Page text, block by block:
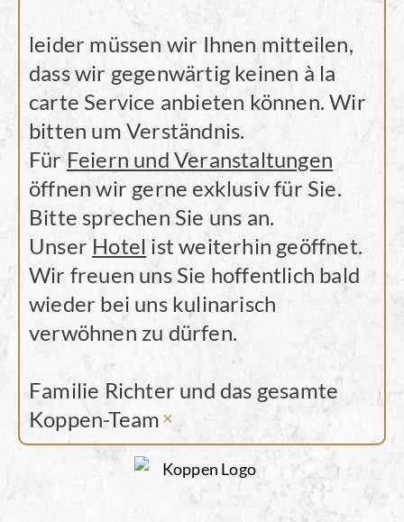
leider müssen wir Ihnen mitteilen,
dass wir gegenwärtig keinen à la
carte Service anbieten können. Wir
bitten um Verständnis.
Für Feiern und Veranstaltungen
öffnen wir gerne exklusiv für Sie.
Bitte sprechen Sie uns an.
Unser Hotel ist weiterhin geöffnet.
Wir freuen uns Sie hoffentlich bald
wieder bei uns kulinarisch
verwöhnen zu dürfen.
Familie Richter und das gesamte
Koppen-Team ×